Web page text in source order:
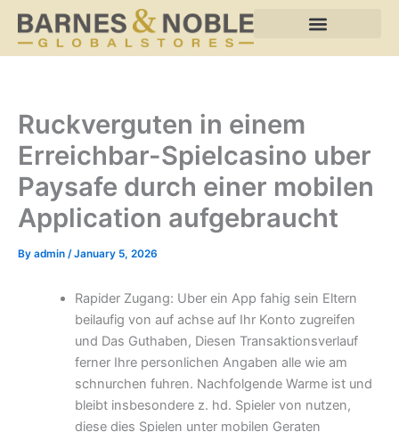
Skip
content
Ruckverguten in einem
Erreichbar-Spielcasino uber
Paysafe durch einer mobilen
Application aufgebraucht
By admin /January 5, 2026
Rapider Zugang: Uber ein App fahig sein Eltern
beilaufig von auf achse auf Ihr Konto zugreifen
und Das Guthaben, Diesen Transaktionsverlauf
ferner Ihre personlichen Angaben alle wie am
schnurchen fuhren. Nachfolgende Warme ist und
bleibt insbesondere z. hd. Spieler von nutzen,
diese dies Spielen unter mobilen Geraten